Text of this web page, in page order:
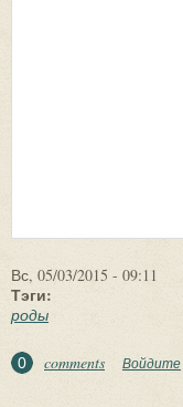
Вс, 05/03/2015 - 09:11
Тэги:
роды
0 comments Войдите